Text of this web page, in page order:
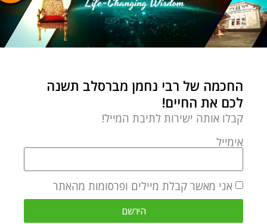
החכמה של רבי נחמן מברסלב תשנה
לכם את החיים!
קבלו אותה ישירות לתיבת המייל!
אימייל
אני מאשר קבלת מיילים ופרסומות מהאתר
הירשם